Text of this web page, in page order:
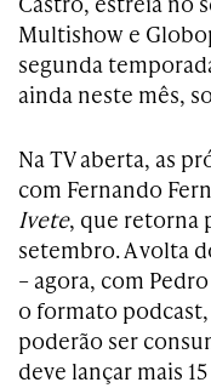
Multishow e
segunda
ainda neste mês,
Na TV aberta, as
com Fernando
Ivete, que retorna
setembro. A volta
– agora, com
o formato
poderão ser
deve lançar mais